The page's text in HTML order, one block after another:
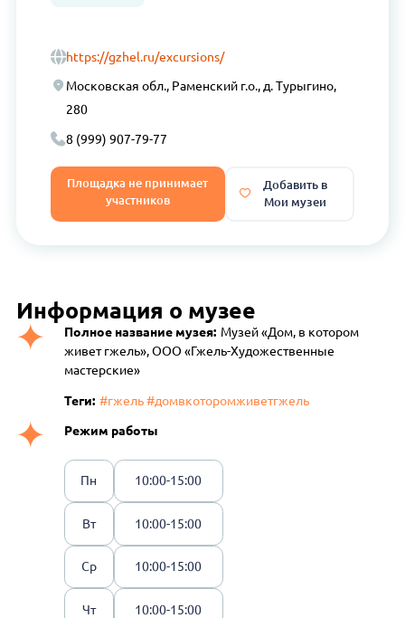
https://gzhel.ru/excursions/
Московская обл., Раменский г.о., д. Турыгино,
280
8 (999) 907-79-77
Площадка не принимает
участников
Добавить в
Мои музеи
Информация о музее
Полное название музея: Музей «Дом, в котором
живет гжель», ООО «Гжель-Художественные
мастерские»
Теги: #гжель #домвкоторомживетгжель
Режим работы
Пн 10:00-15:00
Вт 10:00-15:00
Ср 10:00-15:00
Чт 10:00-15:00